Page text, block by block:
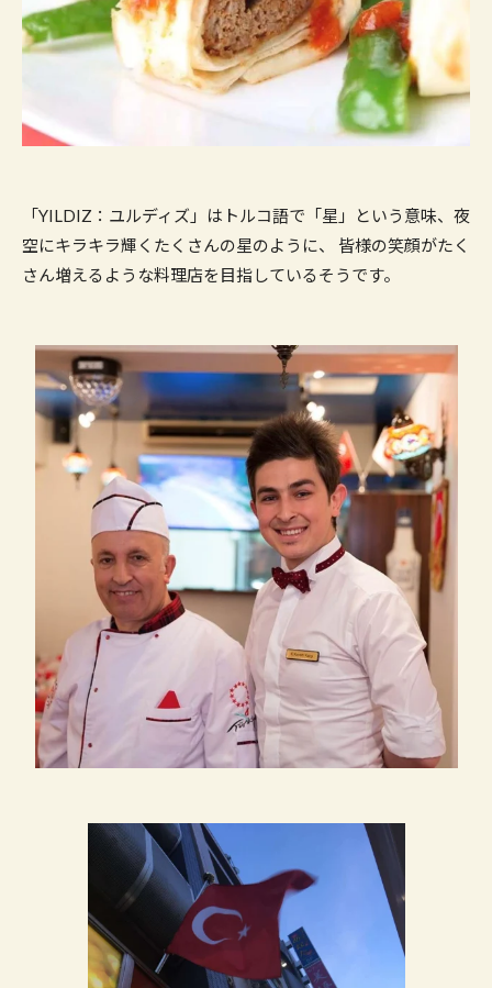
​「YILDIZ：ユルディズ」はトルコ語で「星」という意味、夜
空にキラキラ輝くたくさんの星のように、 皆様の笑顔がたく
さん増えるような料理店を目指しているそうです。